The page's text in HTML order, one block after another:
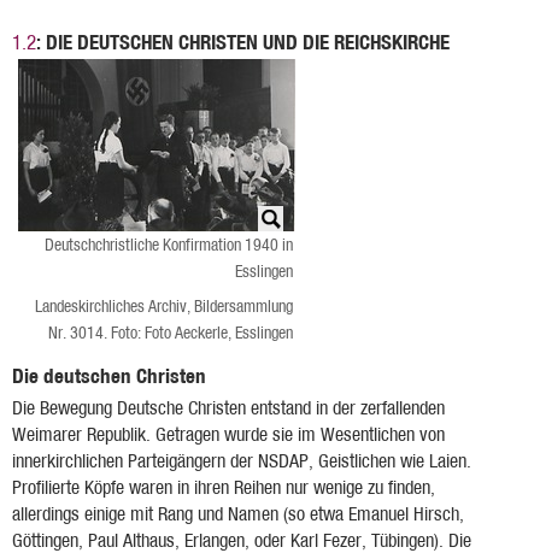
1.2: DIE DEUTSCHEN CHRISTEN UND DIE REICHSKIRCHE
Deutschchristliche Konfirmation 1940 in
Esslingen
Landeskirchliches Archiv, Bildersammlung
Nr. 3014. Foto: Foto Aeckerle, Esslingen
Die deutschen Christen
Die Bewegung Deutsche Christen entstand in der zerfallenden
Weimarer Republik. Getragen wurde sie im Wesentlichen von
innerkirchlichen Parteigängern der NSDAP, Geistlichen wie Laien.
Profilierte Köpfe waren in ihren Reihen nur wenige zu finden,
allerdings einige mit Rang und Namen (so etwa Emanuel Hirsch,
Göttingen, Paul Althaus, Erlangen, oder Karl Fezer, Tübingen). Die